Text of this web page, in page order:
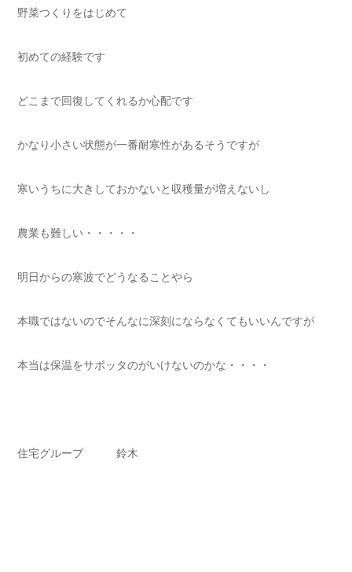
野菜つくりをはじめて
初めての経験です
どこまで回復してくれるか心配です
かなり小さい状態が一番耐寒性があるそうですが
寒いうちに大きしておかないと収穫量が増えないし
農業も難しい・・・・・
明日からの寒波でどうなることやら
本職ではないのでそんなに深刻にならなくてもいいんですが
本当は保温をサボッタのがいけないのかな・・・・
住宅グループ 鈴木